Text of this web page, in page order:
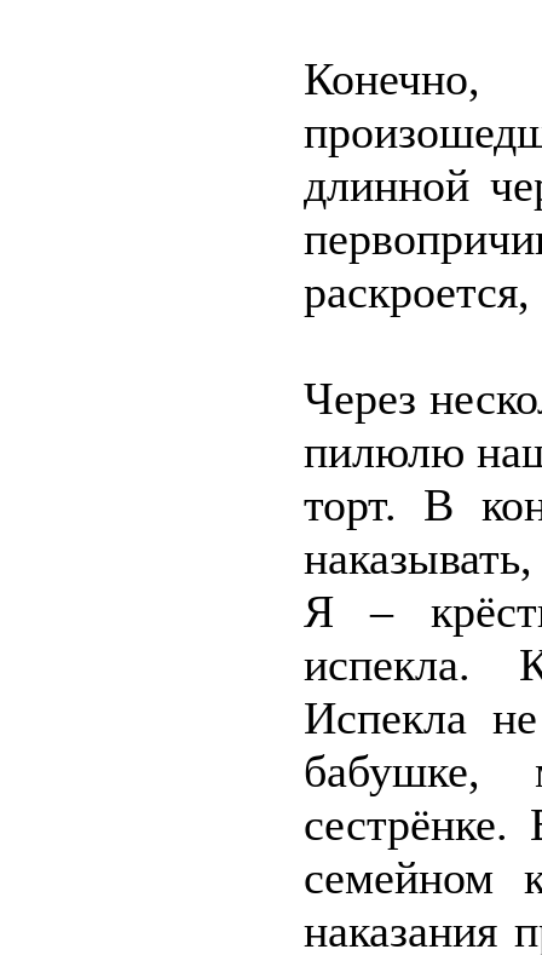
длинной
Через
пилюлю
торт. В
Я –
испекла.
Испекла
семейном
наказания